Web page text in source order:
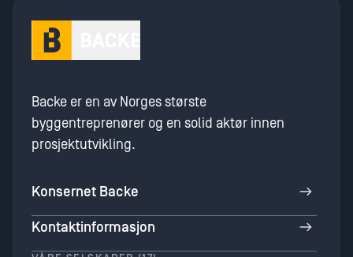
Backe er en av Norges største
byggentreprenører og en solid aktør innen
prosjektutvikling.
Konsernet Backe
Kontaktinformasjon